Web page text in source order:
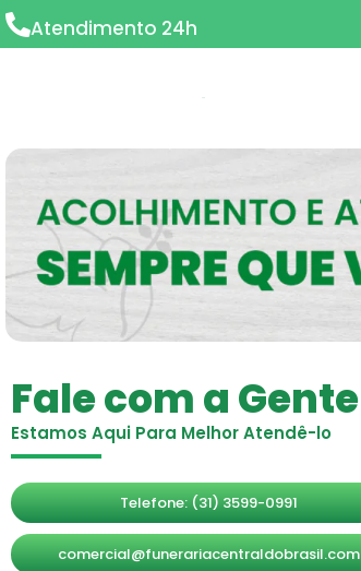
Atendimento 24h
Fale com a Gente
Estamos Aqui Para Melhor Atendê-lo
Telefone: (31) 3599-0991
comercial@funerariacentraldobrasil.com